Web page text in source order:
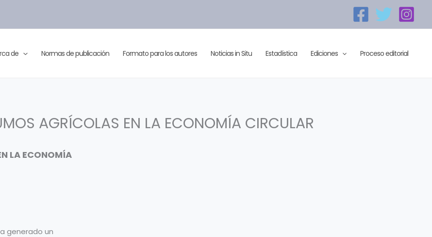
de Normas de publicación Formato para los autores Noticias in Situ Estadística Ediciones Proceso editorial
AGRÍCOLAS EN LA ECONOMÍA CIRCULAR
LA ECONOMÍA
generado un